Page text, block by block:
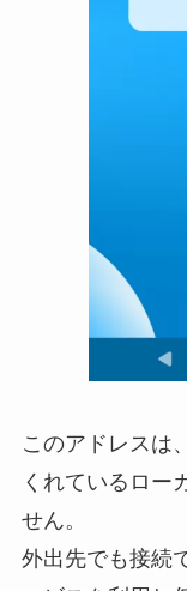
このアドレスは
くれているロー
せん。
外出先でも接続